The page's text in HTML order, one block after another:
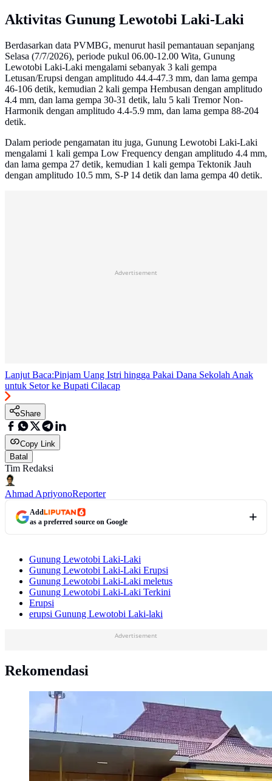
Aktivitas Gunung Lewotobi Laki-Laki
Berdasarkan data PVMBG, menurut hasil pemantauan sepanjang
Selasa (7/7/2026), periode pukul 06.00-12.00 Wita, Gunung
Lewotobi Laki-Laki mengalami sebanyak 3 kali gempa
Letusan/Erupsi dengan amplitudo 44.4-47.3 mm, dan lama gempa
46-106 detik, kemudian 2 kali gempa Hembusan dengan amplitudo
4.4 mm, dan lama gempa 30-31 detik, lalu 5 kali Tremor Non-
Harmonik dengan amplitudo 4.4-5.9 mm, dan lama gempa 88-204
detik.
Dalam periode pengamatan itu juga, Gunung Lewotobi Laki-Laki
mengalami 1 kali gempa Low Frequency dengan amplitudo 4.4 mm,
dan lama gempa 27 detik, kemudian 1 kali gempa Tektonik Jauh
dengan amplitudo 10.5 mm, S-P 14 detik dan lama gempa 40 detik.
Advertisement
Lanjut Baca:Pinjam Uang Istri hingga Pakai Dana Sekolah Anak
untuk Setor ke Bupati Cilacap
Share
Copy Link
Batal
Tim Redaksi
Ahmad ApriyonoReporter
Add
as a preferred source on Google
Gunung Lewotobi Laki-Laki
Gunung Lewotobi Laki-Laki Erupsi
Gunung Lewotobi Laki-Laki meletus
Gunung Lewotobi Laki-Laki Terkini
Erupsi
erupsi Gunung Lewotobi Laki-laki
Advertisement
Rekomendasi